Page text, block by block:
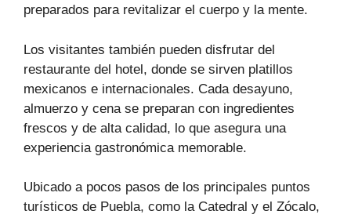
preparados para revitalizar el cuerpo y la mente.
Los visitantes también pueden disfrutar del
restaurante del hotel, donde se sirven platillos
mexicanos e internacionales. Cada desayuno,
almuerzo y cena se preparan con ingredientes
frescos y de alta calidad, lo que asegura una
experiencia gastronómica memorable.
Ubicado a pocos pasos de los principales puntos
turísticos de Puebla, como la Catedral y el Zócalo,